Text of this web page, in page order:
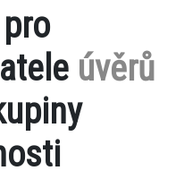
úvěrů